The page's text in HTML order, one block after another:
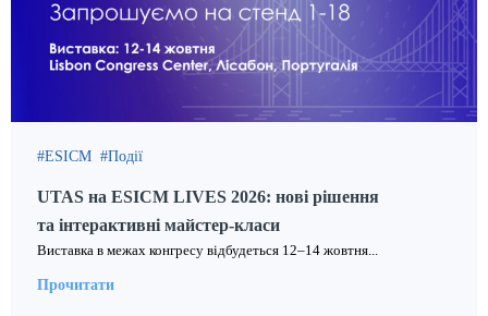
ESICM Події
UTAS на ESICM LIVES 2026: нові рішення
та інтерактивні майстер-класи
Виставка в межах конгресу відбудеться 12–14 жовтня...
Прочитати